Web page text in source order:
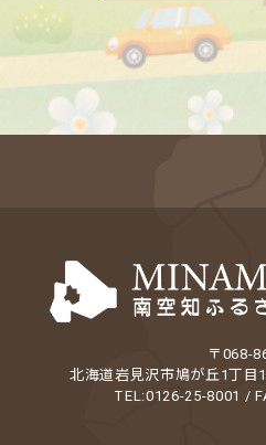
〒068-
北海道岩見沢市鳩が丘1丁目
TEL:0126-25-8001 /